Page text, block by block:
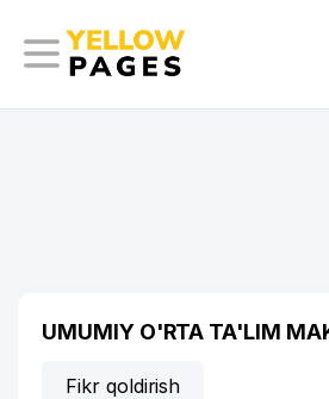
UMUMIY O'RTA TA'LIM
Fikr qoldirish